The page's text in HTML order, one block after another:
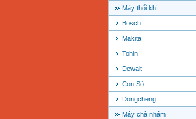
Máy thổi khí
Bosch
Makita
Tohin
Dewalt
Con Sò
Dongcheng
Máy chà nhám